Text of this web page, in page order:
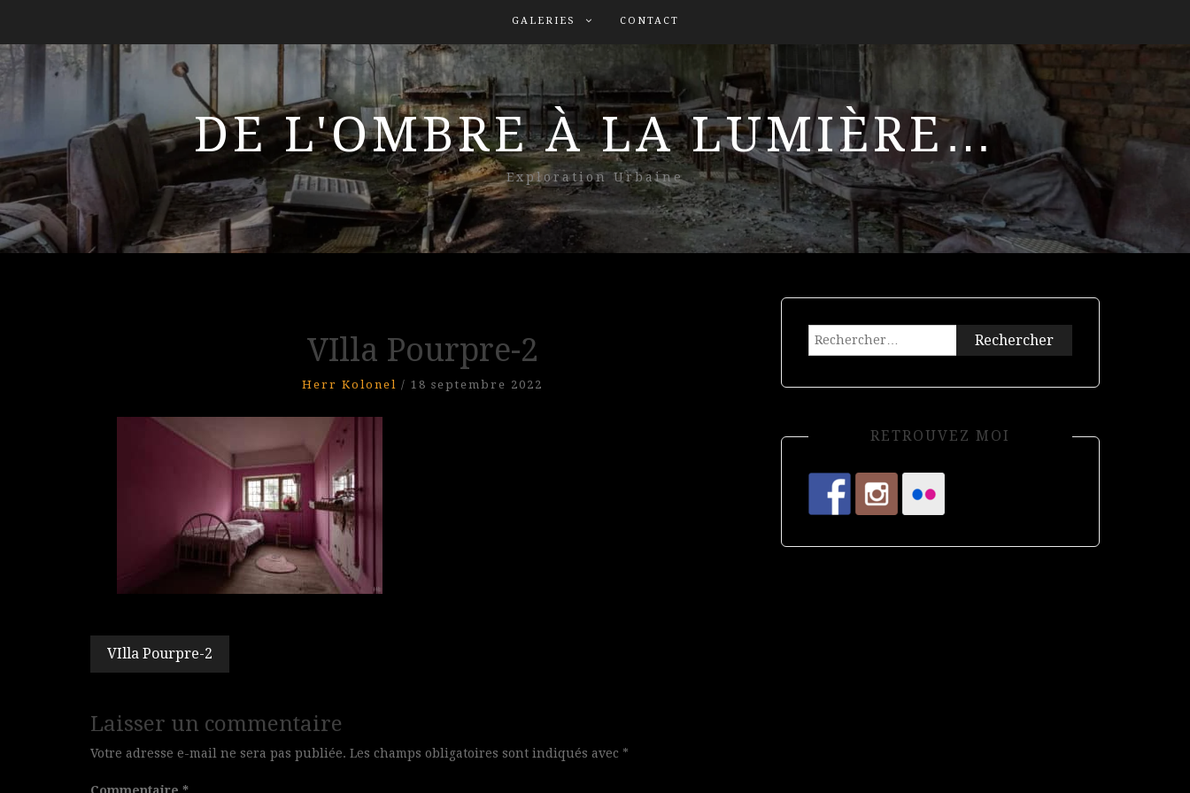
GALERIES CONTACT
DE L'OMBRE À LA LUMIÈRE…
Exploration Urbaine
VIlla Pourpre-2
Herr Kolonel / 18 septembre 2022
Navigation
de
l’article
VIlla Pourpre-2
Laisser un commentaire
Votre adresse e-mail ne sera pas publiée. Les champs obligatoires sont indiqués avec *
Rechercher :
RETROUVEZ MOI